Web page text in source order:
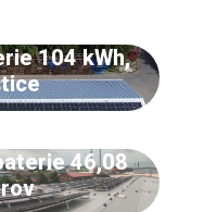
104 kWh,
46,08